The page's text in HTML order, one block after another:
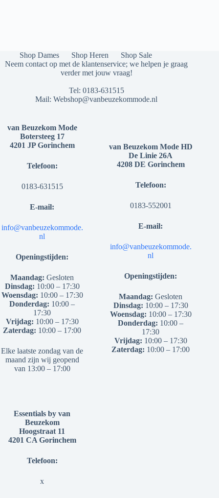
Shop Dames Shop Heren
Shop Sale
Neem contact op met de klantenservice; we helpen je graag
verder met jouw vraag!
Tel: 0183-631515
Mail:Webshop@vanbeuzekommode.nl
van Beuzekom Mode
Botersteeg 17
4201 JP Gorinchem
Telefoon:
0183-631515
E-mail:
info@vanbeuzekommode.
nl
Openingstijden:
Maandag: Gesloten
Dinsdag: 10:00 – 17:30
Woensdag: 10:00 – 17:30
Donderdag: 10:00 –
17:30
Vrijdag: 10:00 – 17:30
Zaterdag: 10:00 – 17:00
Elke laatste zondag van de
maand zijn wij geopend
van 13:00 – 17:00
van Beuzekom Mode HD
De Linie 26A
4208 DE Gorinchem
Telefoon:
0183-552001
E-mail:
info@vanbeuzekommode.
nl
Openingstijden:
Maandag: Gesloten
Dinsdag: 10:00 – 17:30
Woensdag: 10:00 – 17:30
Donderdag: 10:00 –
17:30
Vrijdag: 10:00 – 17:30
Zaterdag: 10:00 – 17:00
Essentials by van
Beuzekom
Hoogstraat 11
4201 CA Gorinchem
Telefoon:
x